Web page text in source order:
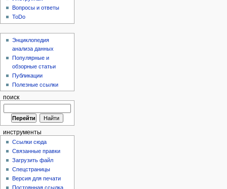
Вопросы и ответы
ToDo
Энциклопедия
анализа данных
Популярные и
обзорные статьи
Публикации
Полезные ссылки
поиск
инструменты
Ссылки сюда
Связанные правки
Загрузить файл
Спецстраницы
Версия для печати
Постоянная ссылка